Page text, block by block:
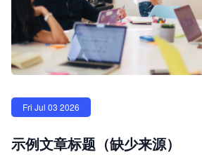
Fri Jul 03 2026
示例文章标题（缺少来源）